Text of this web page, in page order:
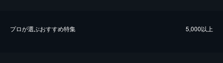
プロが選ぶおすすめ特集 5,000以上